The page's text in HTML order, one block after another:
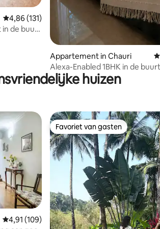
Gemiddelde beoordeling van 4,86 uit 5, 131
4,86 (131)
in de buurt
Appartement in Chauri
Alexa-Enabled 1BHK in de
Palolem Beach, WFH-klaar
huizen
Gemiddelde beoordeling van 4,91 uit 5, 109
4,91 (109)
Favoriet van gasten
Favoriet van gasten